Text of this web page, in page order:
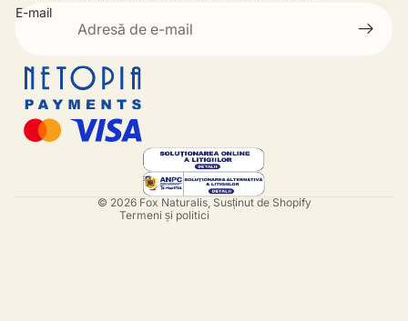
E-mail
© 2026 Fox Naturalis, Susținut de Shopify
Termeni și politici
Politica de rambursare
Politica de confidențialitate
Termeni de utilizare
Informații de contact